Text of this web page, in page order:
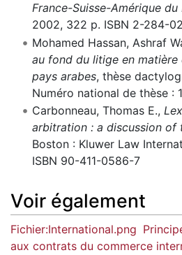
France-Suisse-Amérique du
2002, 322 p. ISBN 2-284-
Mohamed Hassan, Ashraf
au fond du litige en
pays arabes, thèse
Numéro national de thèse :
Carbonneau, Thomas E.,
arbitration : a discussion of
Boston : Kluwer Law
ISBN 90-411-0586-7
Voir également
Fichier:International.png
aux contrats du commerce